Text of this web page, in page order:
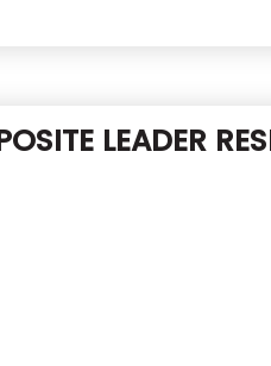
LEADER